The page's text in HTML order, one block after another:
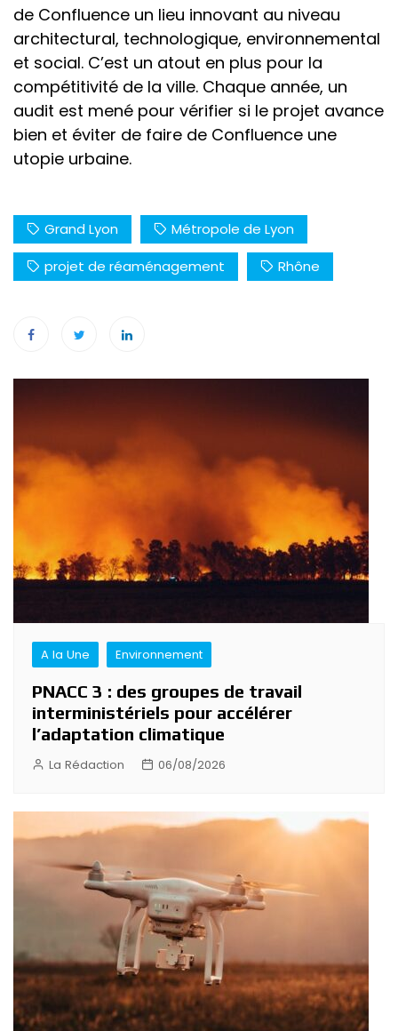
de Confluence un lieu innovant au niveau
architectural, technologique, environnemental
et social. C’est un atout en plus pour la
compétitivité de la ville. Chaque année, un
audit est mené pour vérifier si le projet avance
bien et éviter de faire de Confluence une
utopie urbaine.
Grand Lyon
Métropole de Lyon
projet de réaménagement
Rhône
Navigation
de
l’article
A la Une Environnement
PNACC 3 : des groupes de travail
interministériels pour accélérer
l’adaptation climatique
La Rédaction 06/08/2026